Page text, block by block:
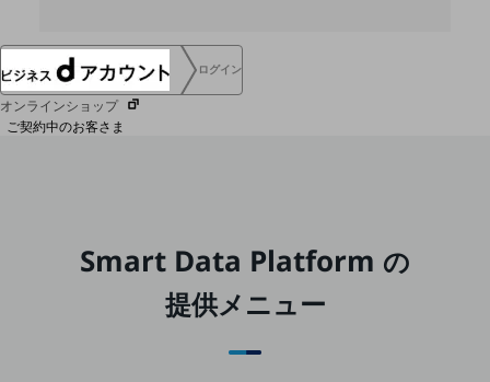
ログイン
オンラインショップ
ご契約中のお客さま
ご契約中サービスの一元管理
Smart Data Platform の
提供メニュー